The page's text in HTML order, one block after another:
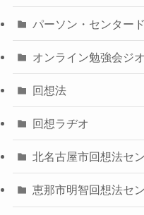
パーソン・センター
オンライン勉強会ジ
回想法
回想ラヂオ
北名古屋市回想法セ
恵那市明智回想法セ